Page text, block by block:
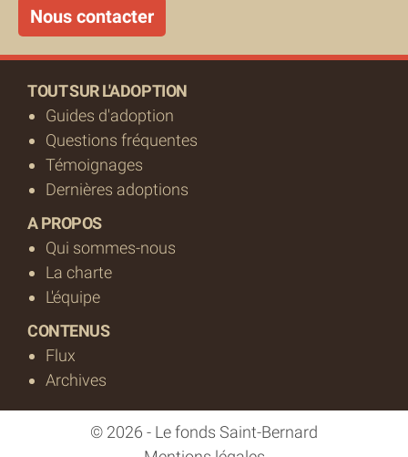
Nous contacter
TOUT SUR L'ADOPTION
Guides d'adoption
Questions fréquentes
Témoignages
Dernières adoptions
A PROPOS
Qui sommes-nous
La charte
L'équipe
CONTENUS
Flux
Archives
© 2026 - Le fonds Saint-Bernard